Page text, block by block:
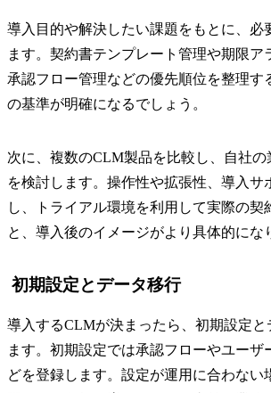
導入目的や解決したい課題をもとに、必
ます。契約書テンプレート管理や期限ア
承認フロー管理などの優先順位を整理す
の基準が明確になるでしょう。
次に、複数のCLM製品を比較し、自社
を検討します。操作性や拡張性、導入サ
し、トライアル環境を利用して実際の契
と、導入後のイメージがより具体的にな
初期設定とデータ移行
導入するCLMが決まったら、初期設定と
ます。初期設定では承認フローやユーザ
どを登録します。設定が運用に合わない